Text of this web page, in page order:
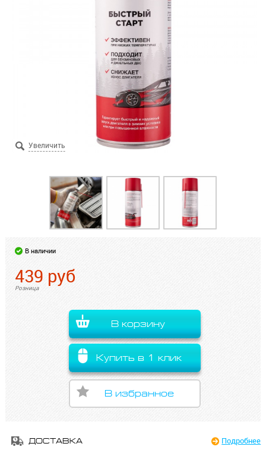
В наличии
439 руб
Розница
В корзину
Купить в 1 клик
В избранное
ДОСТАВКА Подробнее